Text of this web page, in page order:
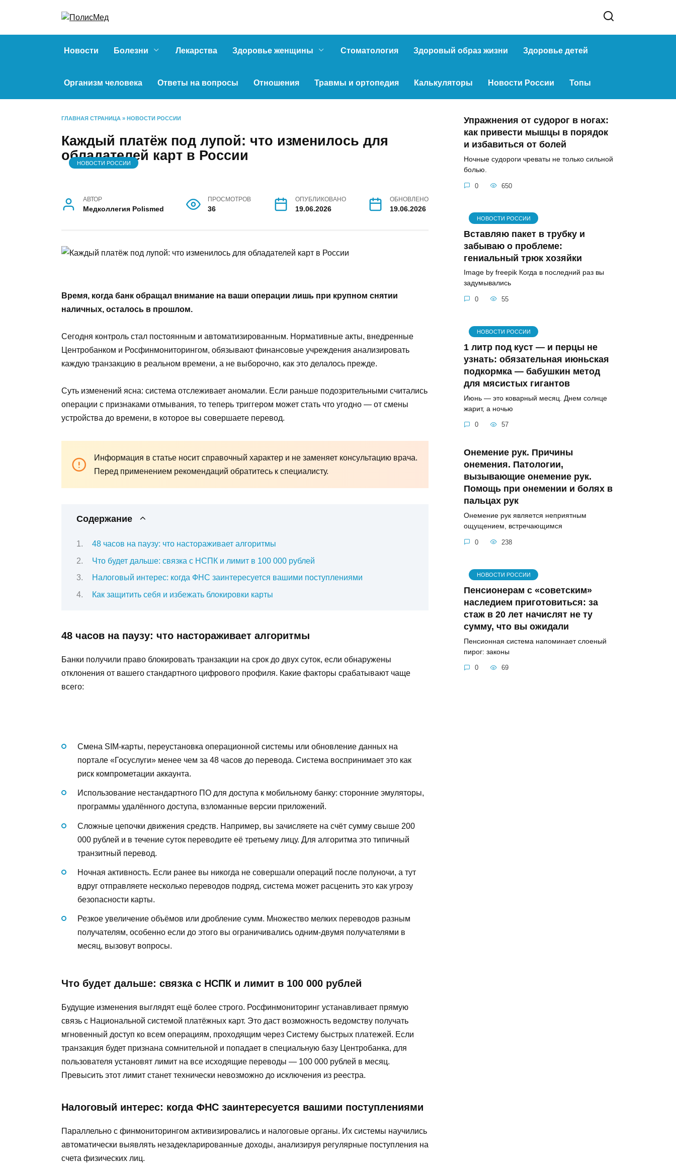
Новости Болезни Лекарства Здоровье женщины Стоматология Здоровый образ жизни Здоровье детей
Организм человека Ответы на вопросы Отношения Травмы и ортопедия Калькуляторы Новости России Топы
ГЛАВНАЯ СТРАНИЦА » НОВОСТИ РОССИИ
Каждый платёж под лупой: что изменилось для
обладателей карт в России
НОВОСТИ РОССИИ
АВТОР
Медколлегия Polismed
ПРОСМОТРОВ
36
ОПУБЛИКОВАНО
19.06.2026
ОБНОВЛЕНО
19.06.2026
Время, когда банк обращал внимание на ваши операции лишь при крупном снятии
наличных, осталось в прошлом.
Сегодня контроль стал постоянным и автоматизированным. Нормативные акты, внедренные
Центробанком и Росфинмониторингом, обязывают финансовые учреждения анализировать
каждую транзакцию в реальном времени, а не выборочно, как это делалось прежде.
Суть изменений ясна: система отслеживает аномалии. Если раньше подозрительными считались
операции с признаками отмывания, то теперь триггером может стать что угодно — от смены
устройства до времени, в которое вы совершаете перевод.
Информация в статье носит справочный характер и не заменяет консультацию врача.
Перед применением рекомендаций обратитесь к специалисту.
Содержание
48 часов на паузу: что настораживает алгоритмы
Что будет дальше: связка с НСПК и лимит в 100 000 рублей
Налоговый интерес: когда ФНС заинтересуется вашими поступлениями
Как защитить себя и избежать блокировки карты
48 часов на паузу: что настораживает алгоритмы
Банки получили право блокировать транзакции на срок до двух суток, если обнаружены
отклонения от вашего стандартного цифрового профиля. Какие факторы срабатывают чаще
всего:
Смена SIM-карты, переустановка операционной системы или обновление данных на
портале «Госуслуги» менее чем за 48 часов до перевода. Система воспринимает это как
риск компрометации аккаунта.
Использование нестандартного ПО для доступа к мобильному банку: сторонние эмуляторы,
программы удалённого доступа, взломанные версии приложений.
Сложные цепочки движения средств. Например, вы зачисляете на счёт сумму свыше 200
000 рублей и в течение суток переводите её третьему лицу. Для алгоритма это типичный
транзитный перевод.
Ночная активность. Если ранее вы никогда не совершали операций после полуночи, а тут
вдруг отправляете несколько переводов подряд, система может расценить это как угрозу
безопасности карты.
Резкое увеличение объёмов или дробление сумм. Множество мелких переводов разным
получателям, особенно если до этого вы ограничивались одним-двумя получателями в
месяц, вызовут вопросы.
Что будет дальше: связка с НСПК и лимит в 100 000 рублей
Будущие изменения выглядят ещё более строго. Росфинмониторинг устанавливает прямую
связь с Национальной системой платёжных карт. Это даст возможность ведомству получать
мгновенный доступ ко всем операциям, проходящим через Систему быстрых платежей. Если
транзакция будет признана сомнительной и попадает в специальную базу Центробанка, для
пользователя установят лимит на все исходящие переводы — 100 000 рублей в месяц.
Превысить этот лимит станет технически невозможно до исключения из реестра.
Налоговый интерес: когда ФНС заинтересуется вашими поступлениями
Параллельно с финмониторингом активизировались и налоговые органы. Их системы научились
автоматически выявлять незадекларированные доходы, анализируя регулярные поступления на
счета физических лиц.
Упражнения от судорог в ногах:
как привести мышцы в порядок
и избавиться от болей
Ночные судороги чреваты не только сильной
болью.
0 650
НОВОСТИ РОССИИ
Вставляю пакет в трубку и
забываю о проблеме:
гениальный трюк хозяйки
Image by freepik Когда в последний раз вы
задумывались
0 55
НОВОСТИ РОССИИ
1 литр под куст — и перцы не
узнать: обязательная июньская
подкормка — бабушкин метод
для мясистых гигантов
Июнь — это коварный месяц. Днем солнце
жарит, а ночью
0 57
Онемение рук. Причины
онемения. Патологии,
вызывающие онемение рук.
Помощь при онемении и болях в
пальцах рук
Онемение рук является неприятным
ощущением, встречающимся
0 238
НОВОСТИ РОССИИ
Пенсионерам с «советским»
наследием приготовиться: за
стаж в 20 лет начислят не ту
сумму, что вы ожидали
Пенсионная система напоминает слоеный
пирог: законы
0 69